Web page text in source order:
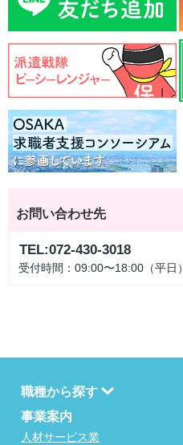
お問い合わせ先
TEL:072-430-3018
受付時間：09:00〜18:00（平日）
職種から探す
事業案内
人材サービス業